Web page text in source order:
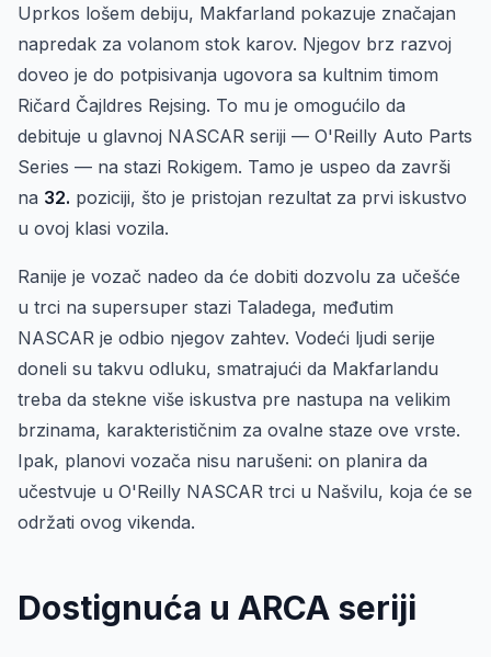
Uprkos lošem debiju, Makfarland pokazuje značajan
napredak za volanom stok karov. Njegov brz razvoj
doveo je do potpisivanja ugovora sa kultnim timom
Ričard Čajldres Rejsing. To mu je omogućilo da
debituje u glavnoj NASCAR seriji — O'Reilly Auto Parts
Series — na stazi Rokigem. Tamo je uspeo da završi
na 32. poziciji, što je pristojan rezultat za prvi iskustvo
u ovoj klasi vozila.
Ranije je vozač nadeo da će dobiti dozvolu za učešće
u trci na supersuper stazi Taladega, međutim
NASCAR je odbio njegov zahtev. Vodeći ljudi serije
doneli su takvu odluku, smatrajući da Makfarlandu
treba da stekne više iskustva pre nastupa na velikim
brzinama, karakterističnim za ovalne staze ove vrste.
Ipak, planovi vozača nisu narušeni: on planira da
učestvuje u O'Reilly NASCAR trci u Našvilu, koja će se
održati ovog vikenda.
Dostignuća u ARCA seriji